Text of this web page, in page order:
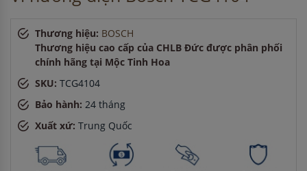
ở Cần Thơ đã mua máy sấy bát cách đây 8 giờ
Anh Hào
Thương hiệu: BOSCH
Thương hiệu cao cấp của CHLB Đức được phân phối
chính hãng tại Mộc Tinh Hoa
SKU: TCG4104
Bảo hành: 24 tháng
Xuất xứ: Trung Quốc